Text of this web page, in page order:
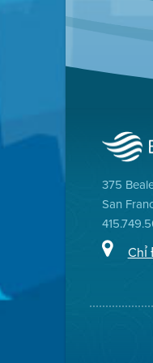
375
San
Chỉ